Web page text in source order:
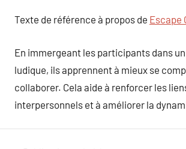
Texte de référence à propos de Escape
En immergeant les participants dans
ludique, ils apprennent à mieux se
collaborer. Cela aide à renforcer les
interpersonnels et à améliorer la